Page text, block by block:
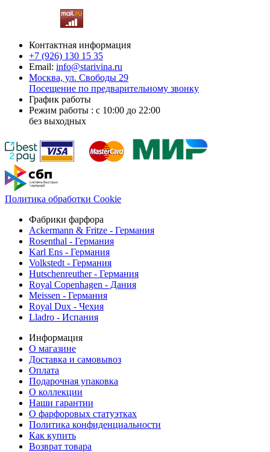
Контактная информация
+7 (926) 130 15 35
Email: info@starivina.ru
Москва, ул. Свободы 29
Посещение по предварительному звонку
График работы
Режим работы : с 10:00 до 22:00
без выходных
Политика обработки Cookie
Фабрики фарфора
Ackermann & Fritze - Германия
Rosenthal - Германия
Karl Ens - Германия
Volkstedt - Германия
Hutschenreuther - Германия
Royal Copenhagen - Дания
Meissen - Германия
Royal Dux - Чехия
Lladro - Испания
Информация
О магазине
Доставка и самовывоз
Оплата
Подарочная упаковка
О коллекции
Наши гарантии
О фарфоровых статуэтках
Политика конфиденциальности
Как купить
Возврат товара